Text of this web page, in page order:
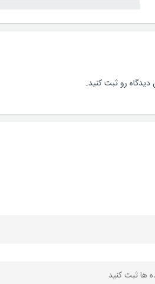
رو ثبت کنید.